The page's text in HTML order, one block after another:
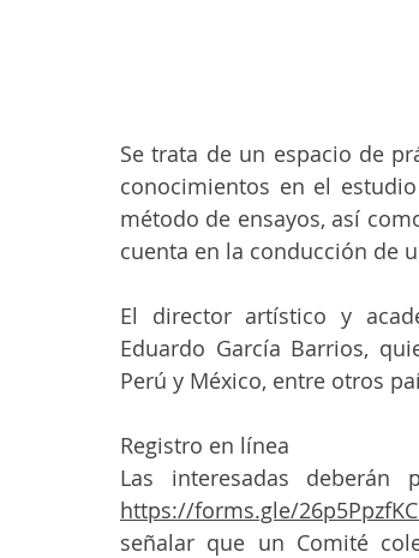
Se trata de un espacio de
conocimientos en el
método de ensayos, así
cuenta en la conducción de
El director artístico y
Eduardo García Barrios,
Perú y México, entre otros
Registro en línea
https://forms.gle/
señalar que un Comité